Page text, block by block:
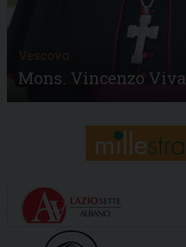
Vescovo
Mons. Vincenzo Viva